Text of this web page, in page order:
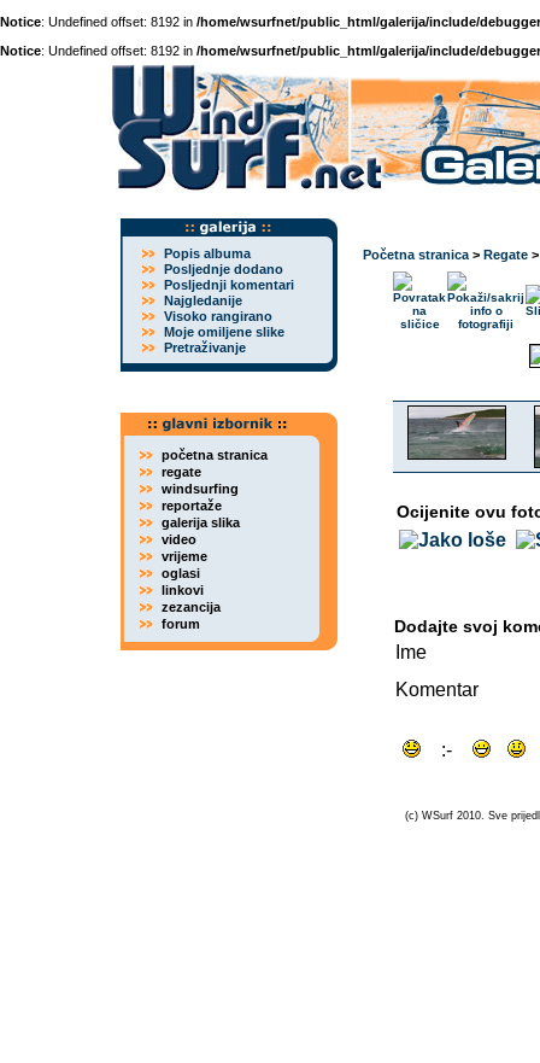
Notice: Undefined offset: 8192 in /home/wsurfnet/public_html/galerija/include/
Notice: Undefined offset: 8192 in /home/wsurfnet/public_html/galerija/include/
Popis albuma
Posljednje dodano
Posljednji komentari
Najgledanije
Visoko rangirano
Moje omiljene slike
Pretraživanje
početna stranica
regate
windsurfing
reportaže
galerija slika
video
vrijeme
oglasi
linkovi
zezancija
forum
Početna stranica > Regate
Ocijenite ovu
Dodajte svoj
Ime
Komentar
(c) WSurf 2010. Sve